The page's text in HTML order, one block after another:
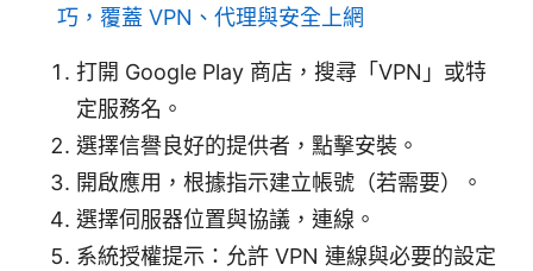
巧，覆蓋 VPN、代理與安全上網
打開 Google Play 商店，搜尋「VPN」或特
定服務名。
選擇信譽良好的提供者，點擊安裝。
開啟應用，根據指示建立帳號（若需要）。
選擇伺服器位置與協議，連線。
系統授權提示：允許 VPN 連線與必要的設定